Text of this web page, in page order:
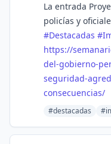
La entrada
policías y
#Destacadas #
https://
del-gobierno-
seguridad-
consecuencias/
#destacadas